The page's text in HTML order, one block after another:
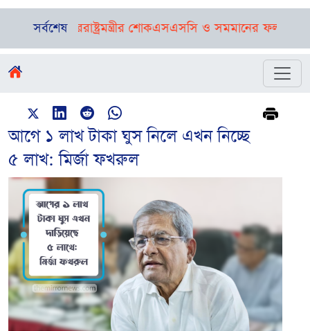
সর্বশেষ
পররাষ্ট্রমন্ত্রীর শোকএসএসসি ও সমমানের ফল প্রকাশ,
আগে ১ লাখ টাকা ঘুস নিলে এখন নিচ্ছে
৫ লাখ: মির্জা ফখরুল